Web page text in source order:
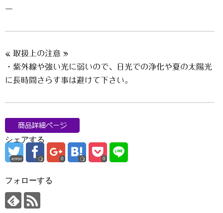
ー
« 取扱上の注意 »
・紫外線や強い光に弱いので、日光での浄化や夏の太陽光
に長時間さらす事は避けて下さい。
シェアする
error 0 0
フォローする